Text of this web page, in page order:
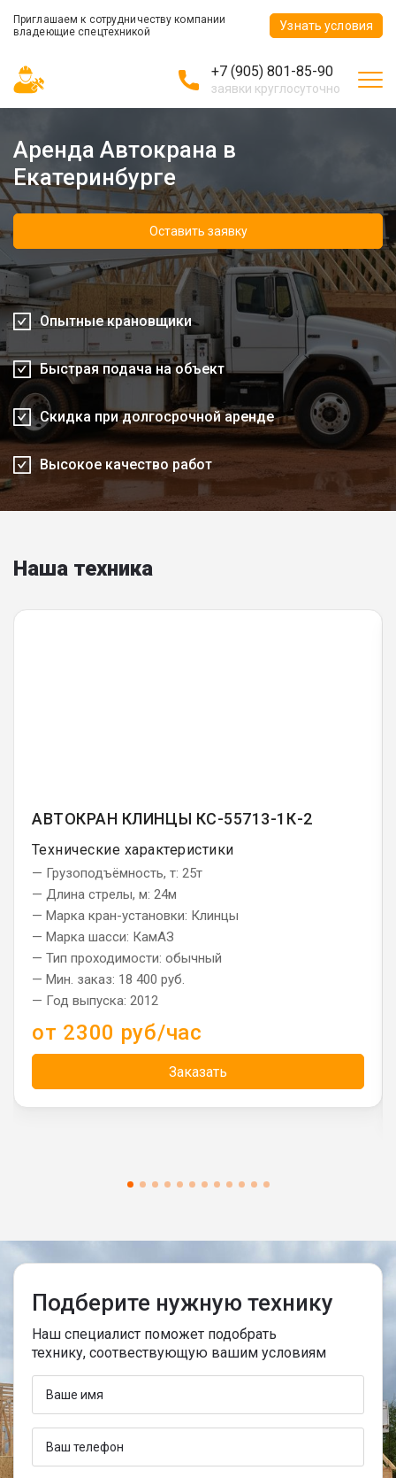
Приглашаем к сотрудничеству компании
владеющие спецтехникой
Узнать условия
+7 (905) 801-85-90
заявки круглосуточно
Аренда Автокрана в
Екатеринбурге
Оставить заявку
Опытные крановщики
Быстрая подача на объект
Скидка при долгосрочной аренде
Высокое качество работ
Наша техника
АВТОКРАН КЛИНЦЫ КС-55713-1К-2
Технические характеристики
— Грузоподъёмность, т: 25т
— Длина стрелы, м: 24м
— Марка кран-установки: Клинцы
— Марка шасси: КамАЗ
— Тип проходимости: обычный
— Мин. заказ: 18 400 руб.
— Год выпуска: 2012
от 2300 руб/час
Заказать
Подберите нужную технику
Наш специалист поможет подобрать
технику, соотвествующую вашим условиям